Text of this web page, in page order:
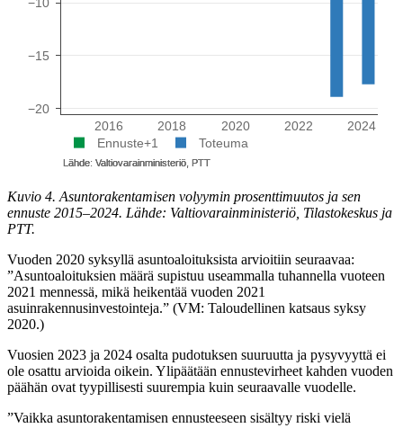
Kuvio 4. Asuntorakentamisen volyymin prosenttimuutos ja sen
ennuste 2015–2024. Lähde: Valtiovarainministeriö, Tilastokeskus ja
PTT.
Vuoden 2020 syksyllä asuntoaloituksista arvioitiin seuraavaa:
”Asuntoaloituksien määrä supistuu useammalla tuhannella vuoteen
2021 mennessä, mikä heikentää vuoden 2021
asuinrakennusinvestointeja.” (VM: Taloudellinen katsaus syksy
2020.)
Vuosien 2023 ja 2024 osalta pudotuksen suuruutta ja pysyvyyttä ei
ole osattu arvioida oikein. Ylipäätään ennustevirheet kahden vuoden
päähän ovat tyypillisesti suurempia kuin seuraavalle vuodelle.
”Vaikka asuntorakentamisen ennusteeseen sisältyy riski vielä